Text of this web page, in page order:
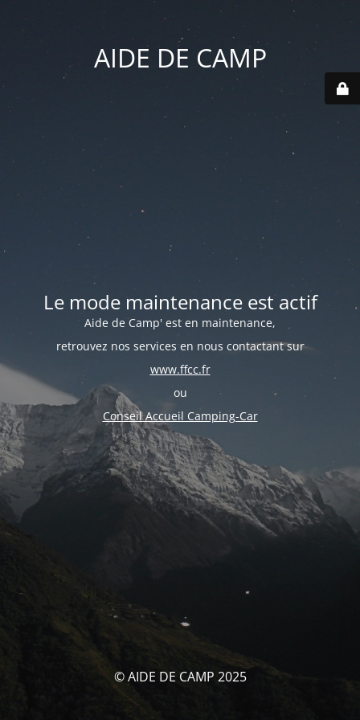
AIDE DE CAMP
Le mode maintenance est actif
Aide de Camp' est en maintenance,
retrouvez nos services en nous contactant sur
www.ffcc.fr
ou
Conseil Accueil Camping-Car
© AIDE DE CAMP 2025